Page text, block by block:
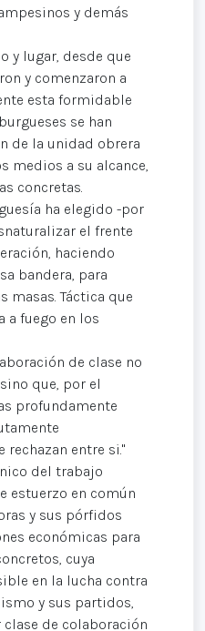
y demás
y lugar, desde que
y comenzaron a
esta formidable
se han
de la unidad obrera
medios a su alcance,
concretas.
ha elegido -por
el frente
haciendo
bandera, para
Táctica que
a fuego en los
de clase no
que, por el
profundamente
entre si."
del trabajo
estuerzo en común
y sus pórfidos
económicas para
cuya
en la lucha contra
y sus partidos,
de colaboración